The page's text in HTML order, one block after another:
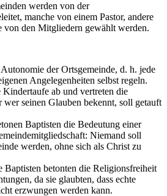
werden von der
manche von einem Pastor, andere
von den Mitgliedern gewählt werden.
der Ortsgemeinde, d. h. jede
Angelegenheiten selbst regeln.
Kindertaufe ab und vertreten die
seinen Glauben bekennt, soll getauft
Baptisten die Bedeutung einer
Niemand soll
werden, ohne sich als Christ zu
Baptisten betonten die Religionsfreiheit
da sie glaubten, dass echte
erzwungen werden kann.